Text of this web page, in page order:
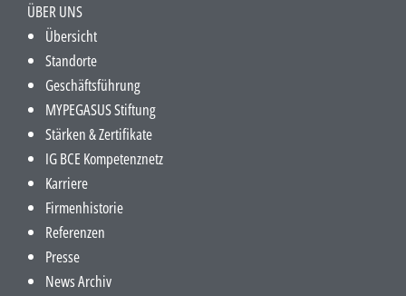
ÜBER UNS
Übersicht
Standorte
Geschäftsführung
MYPEGASUS Stiftung
Stärken & Zertifikate
IG BCE Kompetenznetz
Karriere
Firmenhistorie
Referenzen
Presse
News Archiv